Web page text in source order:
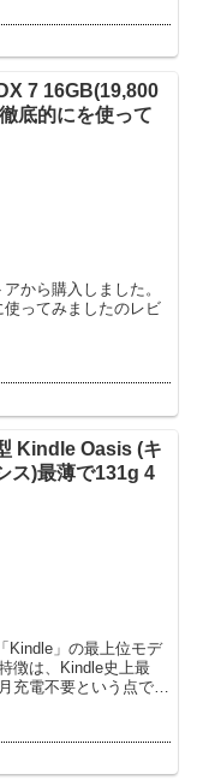
7 16GB(19,800
底的にを使って
から購入しました。
Kindle Oasis (キ
ス)最薄で131g 4
Kindle」の最上位モデ
充電不要という点で